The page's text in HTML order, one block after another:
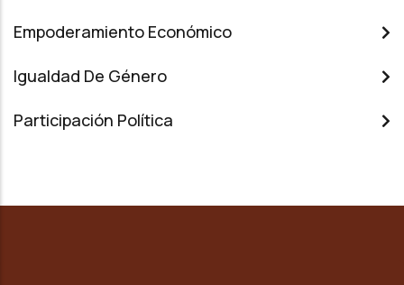
Empoderamiento Económico
Igualdad De Género
Participación Política